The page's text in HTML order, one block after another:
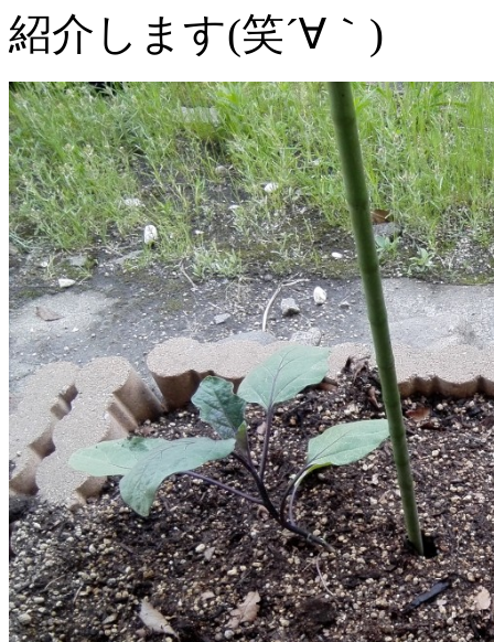
紹介します(笑´∀｀)